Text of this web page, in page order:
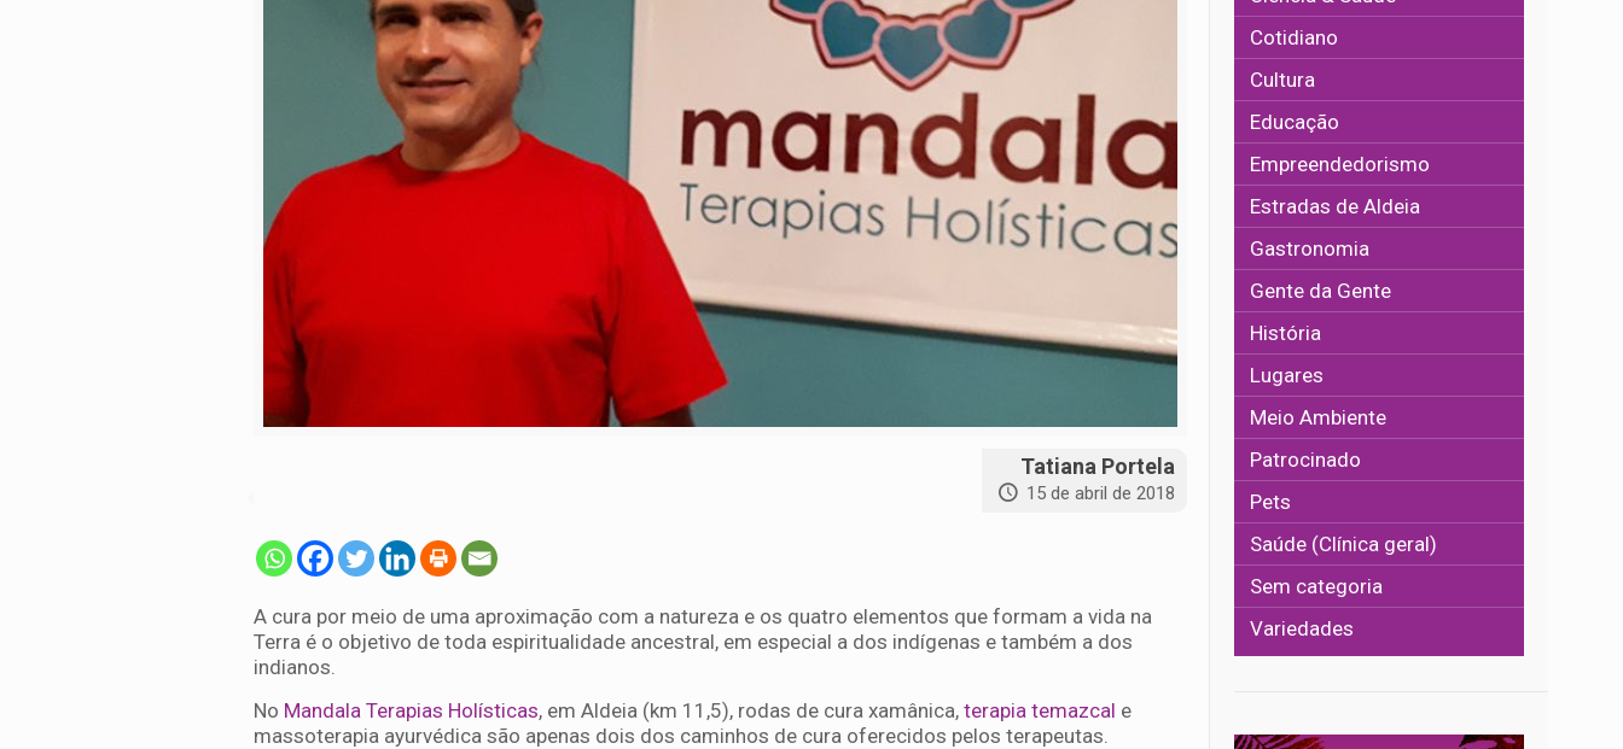
Tatiana Portela
15 de abril de 2018
A cura por meio de uma aproximação com a natureza e os quatro elementos que formam a vida na
Terra é o objetivo de toda espiritualidade ancestral, em especial a dos indígenas e também a dos
indianos.
No Mandala Terapias Holísticas, em Aldeia (km 11,5), rodas de cura xamânica, terapia temazcal e
massoterapia ayurvédica são apenas dois dos caminhos de cura oferecidos pelos terapeutas.
Cotidiano
Cultura
Educação
Empreendedorismo
Estradas de Aldeia
Gastronomia
Gente da Gente
História
Lugares
Meio Ambiente
Patrocinado
Pets
Saúde (Clínica geral)
Sem categoria
Variedades